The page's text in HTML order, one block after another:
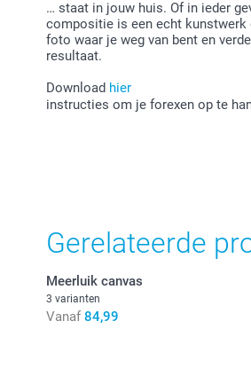
… staat in jouw huis. Of in ieder
compositie is een echt kunstwerk
foto waar je weg van bent en
resultaat.
Download hier
instructies om je forexen op te
Gerelateerde
Meerluik canvas
3 varianten
Vanaf 84,99